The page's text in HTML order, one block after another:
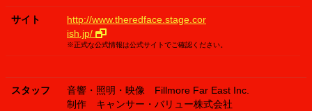
サイト
http://www.theredface.stage.cor
ish.jp/
※正式な公式情報は公式サイトでご確認ください。
スタッフ
音響・照明・映像 Fillmore Far East Inc.
制作 キャンサー・バリュー株式会社